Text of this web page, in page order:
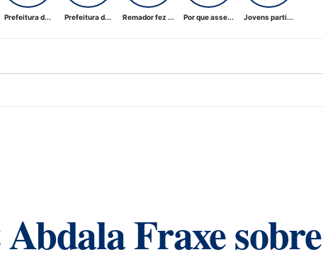
Prefeitura d... Prefeitura d... Remador fez ... Por que asse... Jovens parti...
Fraxe sobre